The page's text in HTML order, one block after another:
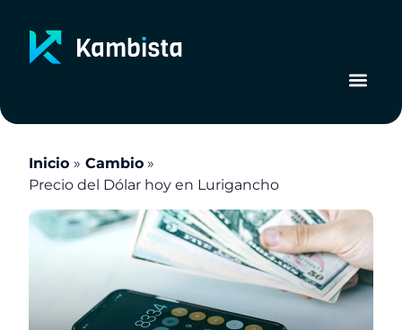
contenido
Inicio
Cambio
Precio del Dólar hoy en Lurigancho